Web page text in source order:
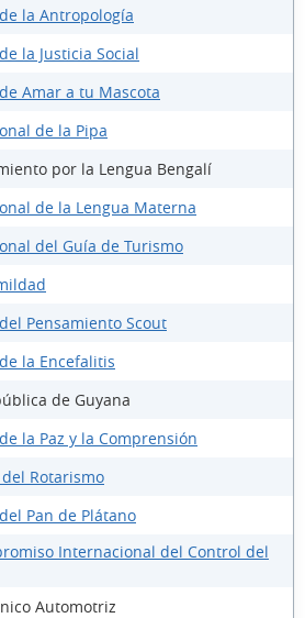
la Antropología
la Justicia Social
Amar a tu Mascota
de la Pipa
por la Lengua Bengalí
de la Lengua Materna
del Guía de Turismo
Pensamiento Scout
la Encefalitis
de Guyana
la Paz y la Comprensión
Rotarismo
Pan de Plátano
Internacional del Control del
Automotriz